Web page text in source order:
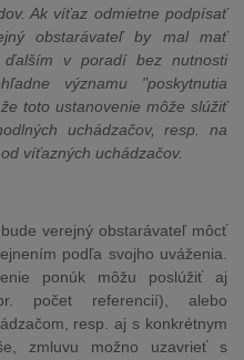
Ak víťaz odmietne podpísať
obstarávateľ by mal mať
v poradí bez nutnosti
významu "poskytnutia
toto ustanovenie môže slúžiť
uchádzačov, resp. na
víťazných uchádzačov.
verejný obstarávateľ môcť
podľa svojho uváženia.
ponúk môžu poslúžiť aj
počet referencií), alebo
resp. aj s konkrétnym
zmluvu možno uzavrieť s